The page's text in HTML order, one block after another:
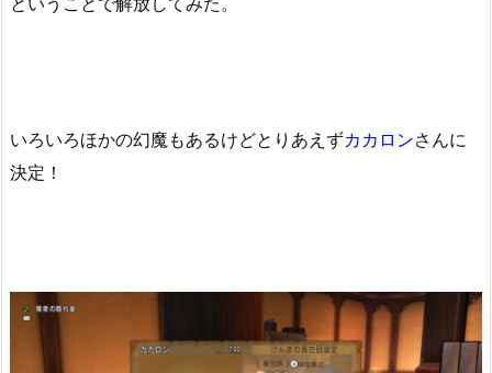
いろいろほかの幻魔もあるけどとりあえずカカロンさんに
決定！